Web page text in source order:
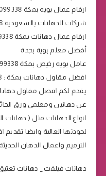
ارقام عمال بويه بمكة 0556099338
شركات الدهانات بالسعودية 0556099338
ارقام عمال دهانات بمكة 0556099338
أفضل معلم بوية بجدة
عامل بويه رخيص بمكة 0556099338
افضل مقاول دهانات بمكة : 0556099338
يقدم لكم افضل مقاول
عن دهانين ومعلمي ورق
انواع الدهانات مثل ( دهانات
لجودتها العالية وايضا
الترميم واعمال الدهان
دهانات فيلفت _ دهانات